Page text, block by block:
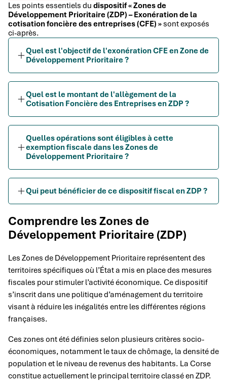
Les points essentiels du dispositif « Zones de
Développement Prioritaire (ZDP) – Exonération de la
cotisation foncière des entreprises (CFE) » sont exposés
ci-après.
Quel est l'objectif de l'exonération CFE en Zone de
Développement Prioritaire ?
Quel est le montant de l'allègement de la
Cotisation Foncière des Entreprises en ZDP ?
Quelles opérations sont éligibles à cette
exemption fiscale dans les Zones de
Développement Prioritaire ?
Qui peut bénéficier de ce dispositif fiscal en ZDP ?
Comprendre les Zones de
Développement Prioritaire (ZDP)
Les Zones de Développement Prioritaire représentent des
territoires spécifiques où l’État a mis en place des mesures
fiscales pour stimuler l’activité économique. Ce dispositif
s’inscrit dans une politique d’aménagement du territoire
visant à réduire les inégalités entre les différentes régions
françaises.
Ces zones ont été définies selon plusieurs critères socio-
économiques, notamment le taux de chômage, la densité de
population et le niveau de revenus des habitants. La Corse
constitue actuellement le principal territoire classé en ZDP.